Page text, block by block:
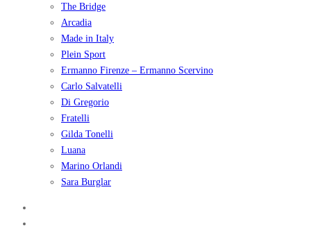
The Bridge
Arcadia
Made in Italy
Plein Sport
Ermanno Firenze – Ermanno Scervino
Carlo Salvatelli
Di Gregorio
Fratelli
Gilda Tonelli
Luana
Marino Orlandi
Sara Burglar